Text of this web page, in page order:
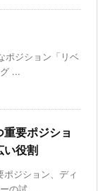
ポジション「リベ
...
要ポジショ
い役割
ジション、ディ